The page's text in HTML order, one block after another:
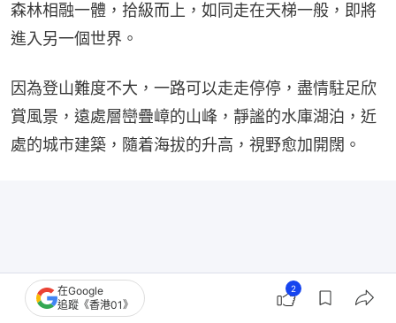
森林相融一體，拾級而上，如同走在天梯一般，即將
進入另一個世界。
因為登山難度不大，一路可以走走停停，盡情駐足欣
賞風景，遠處層巒疊嶂的山峰，靜謐的水庫湖泊，近
處的城市建築，隨着海拔的升高，視野愈加開闊。
在Google
追蹤《香港01》
2